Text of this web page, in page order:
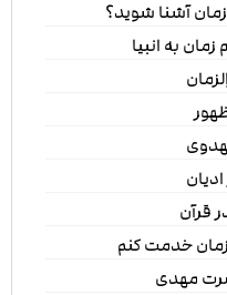
آشنا شوید؟
به انبیا
قرآن
خدمت کنم
مهدی